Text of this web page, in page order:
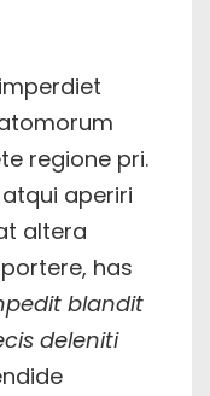
regione pri.
aperiri
altera
has
blandit
deleniti